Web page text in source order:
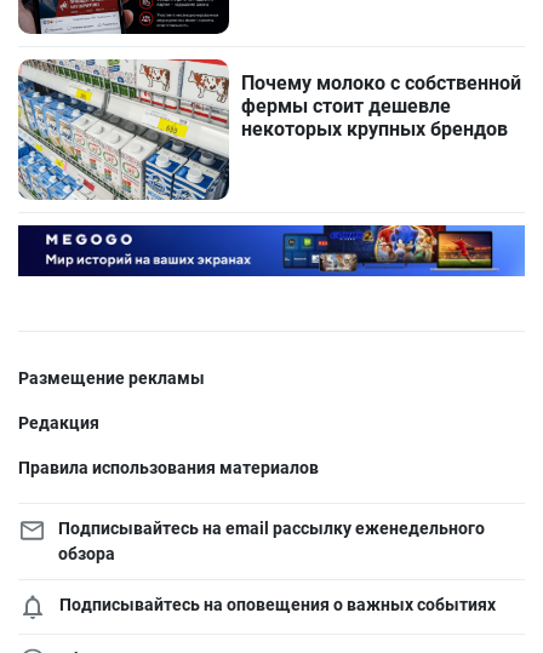
Почему молоко с собственной
фермы стоит дешевле
некоторых крупных брендов
Размещение рекламы
Редакция
Правила использования материалов
Подписывайтесь на email рассылку еженедельного
обзора
Подписывайтесь на оповещения о важных событиях